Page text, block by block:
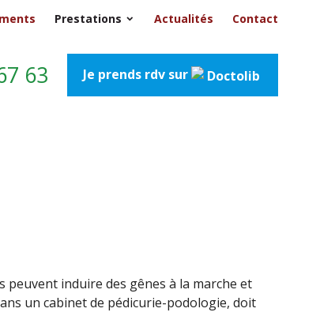
Prestations Actualités Contact
63 Je prends rdv sur
induire des gênes à la marche et
un cabinet de pédicurie-podologie, doit